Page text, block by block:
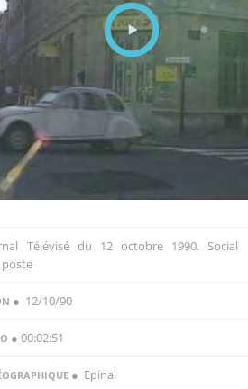
Télévisé du 12 octobre 1990. Social
poste
● 12/10/90
● 00:02:51
● Epinal